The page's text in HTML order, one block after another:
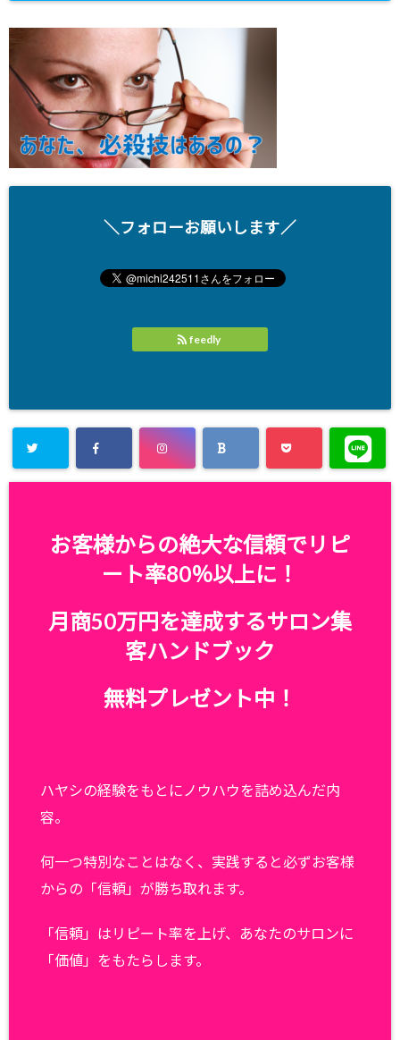
＼フォローお願いします／
feedly
お客様からの絶大な信頼でリピ
ート率80％以上に！
月商50万円を達成するサロン集
客ハンドブック
無料プレゼント中！
ハヤシの経験をもとにノウハウを詰め込んだ内
容。
何一つ特別なことはなく、実践すると必ずお客様
からの「信頼」が勝ち取れます。
「信頼」はリピート率を上げ、あなたのサロンに
「価値」をもたらします。